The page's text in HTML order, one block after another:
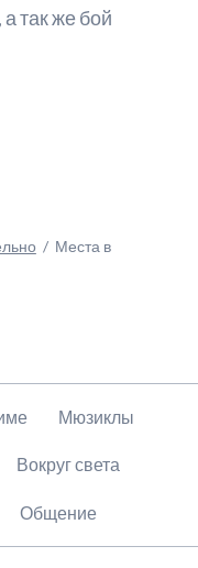
так же бой
Места в
Мюзиклы
Вокруг света
Общение